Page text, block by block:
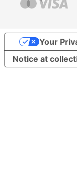
Notice at
Your